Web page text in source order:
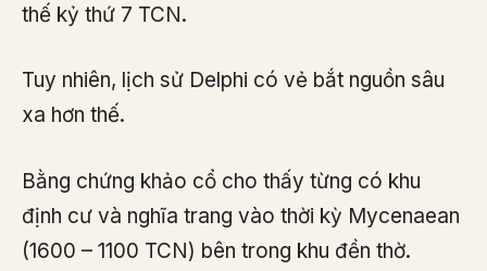
thế kỷ thứ 7 TCN.
Tuy nhiên, lịch sử Delphi có vẻ bắt nguồn sâu
xa hơn thế.
Bằng chứng khảo cổ cho thấy từng có khu
định cư và nghĩa trang vào thời kỳ Mycenaean
(1600 – 1100 TCN) bên trong khu đền thờ.